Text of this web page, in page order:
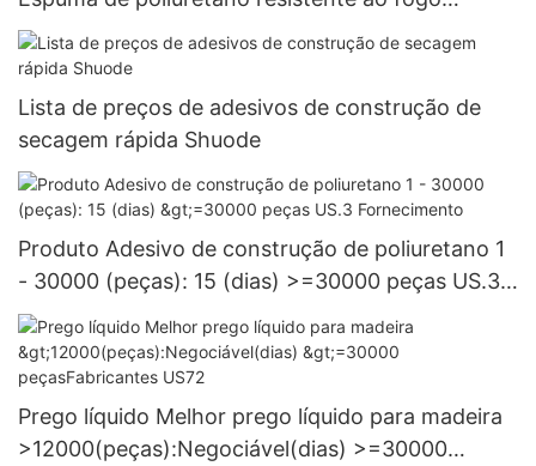
>15000 (peças): negociável (dias) 6000-29999
peças EUA.0 Fornecimento
Lista de preços de adesivos de construção de
secagem rápida Shuode
Produto Adesivo de construção de poliuretano 1
- 30000 (peças): 15 (dias) >=30000 peças US.3
Fornecimento
Prego líquido Melhor prego líquido para madeira
>12000(peças):Negociável(dias) >=30000